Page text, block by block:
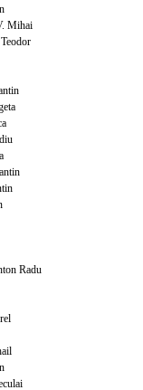
Mihai
Radu